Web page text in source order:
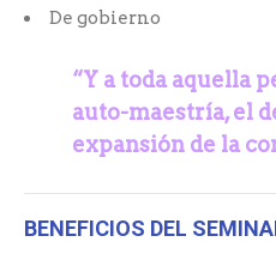
De gobierno
“Y a toda aquella
auto-maestría,el
expansión de la
BENEFICIOS DEL